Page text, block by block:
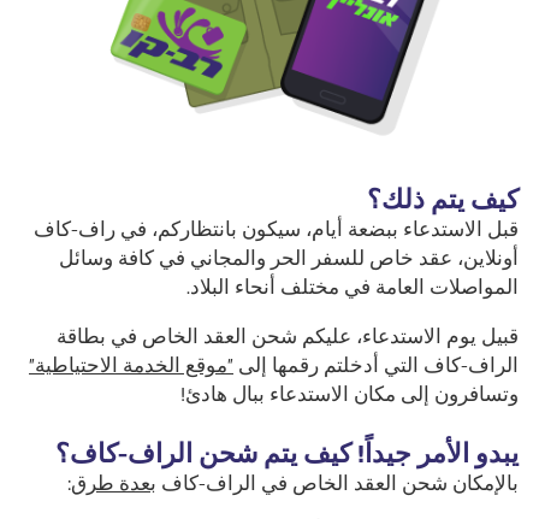
كيف يتم ذلك؟
قبل الاستدعاء ببضعة أيام، سيكون بانتظاركم، في راف-كاف
أونلاين، عقد خاص للسفر الحر والمجاني في كافة وسائل
المواصلات العامة في مختلف أنحاء البلاد.
قبيل يوم الاستدعاء، عليكم شحن العقد الخاص في بطاقة
الراف-كاف التي أدخلتم رقمها إلى "موقع الخدمة الاحتياطية"
وتسافرون إلى مكان الاستدعاء ببال هادئ!
يبدو الأمر جيداً! كيف يتم شحن الراف-كاف؟
بالإمكان شحن العقد الخاص في الراف-كاف بعدة طرق: